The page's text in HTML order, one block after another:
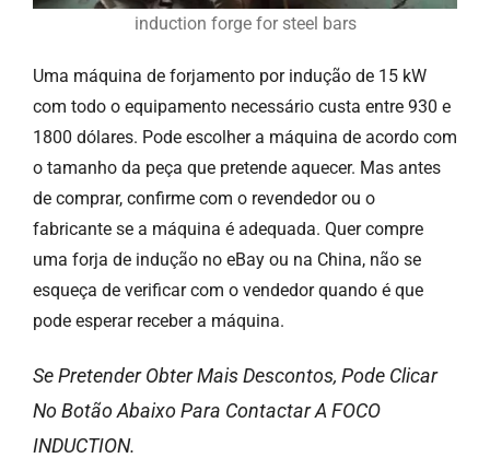
induction forge for steel bars
Uma máquina de forjamento por indução de 15 kW
com todo o equipamento necessário custa entre 930 e
1800 dólares. Pode escolher a máquina de acordo com
o tamanho da peça que pretende aquecer. Mas antes
de comprar, confirme com o revendedor ou o
fabricante se a máquina é adequada. Quer compre
uma forja de indução no eBay ou na China, não se
esqueça de verificar com o vendedor quando é que
pode esperar receber a máquina.
Se Pretender Obter Mais Descontos, Pode Clicar
No Botão Abaixo Para Contactar A FOCO
INDUCTION.